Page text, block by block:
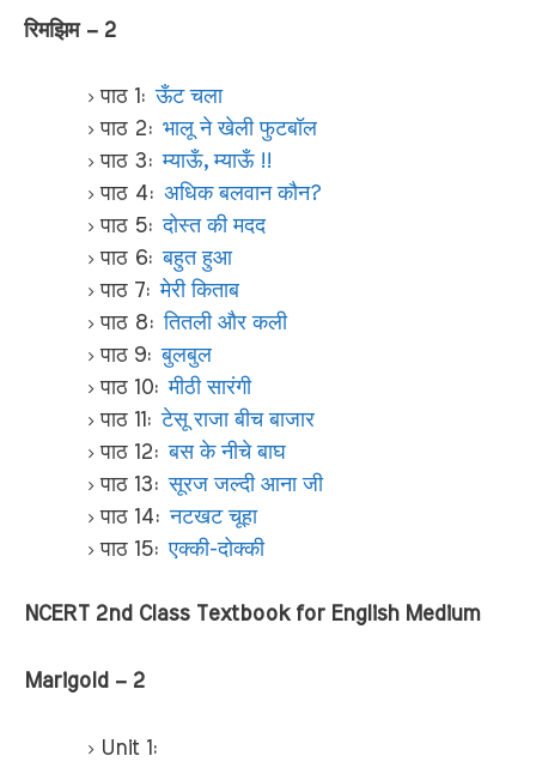
रिमझिम – 2
पाठ 1: ऊँट चला
पाठ 2: भालू ने खेली फुटबॉल
पाठ 3:म्याऊँ, म्याऊँ !!
पाठ 4: अधिक बलवान कौन?
पाठ 5:दोस्त की मदद
पाठ 6:बहुत हुआ
पाठ 7:मेरी किताब
पाठ 8:तितली और कली
पाठ 9:बुलबुल
पाठ 10:मीठी सारंगी
पाठ 11: टेसू राजा बीच बाजार
पाठ 12:बस के नीचे बाघ
पाठ 13:सूरज जल्दी आना जी
पाठ 14:नटखट चूहा
पाठ 15: एक्की-दोक्की
NCERT 2nd Class Textbook for English Medium
Marigold – 2
Unit 1: